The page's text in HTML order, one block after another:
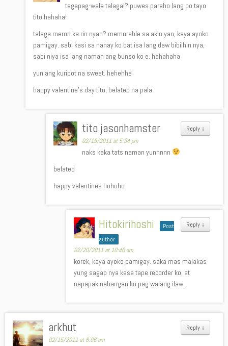
tagapag-wala talaga!? puwes pareho lang po tayo
tito hahaha!
talaga meron ka rin nyan? memorable sa akin yan, kaya ayoko
pamigay. sabi kasi sa nanay ko bat isa lang daw bibilhin nya,
sabi niya isa lang naman ang bunso ko e. hahahaha
yun ang kuripot na sweet. hehehhe
happy valentine’s day tito, belated na pala
Reply ↓
tito jasonhamster
02/15/2011 at 5:34 pm
naks kaka tats naman yunnnnn
belated
happy valentines hohoho
Reply ↓
Hitokirihoshi
Post
author
02/20/2011 at 10:46 am
korek, kaya ayoko pamigay. saka mas malakas
yung sagap nya kesa tape recorder ko. at
napapakinabangan ko pag walang ilaw.
Reply ↓
arkhut
02/15/2011 at 6:06 am